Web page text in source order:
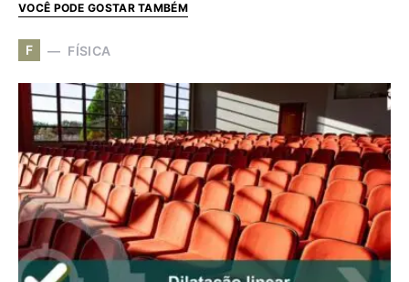
VOCÊ PODE GOSTAR TAMBÉM
F FÍSICA